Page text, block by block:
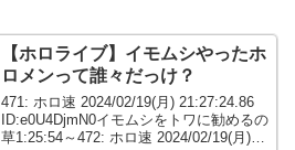
【ホロライブ】イモムシやったホ
ロメンって誰々だっけ？
471: ホロ速 2024/02/19(月) 21:27:24.86
ID:e0U4DjmN0イモムシをトワに勧めるの
草1:25:54～472: ホロ速 2024/02/19(月)